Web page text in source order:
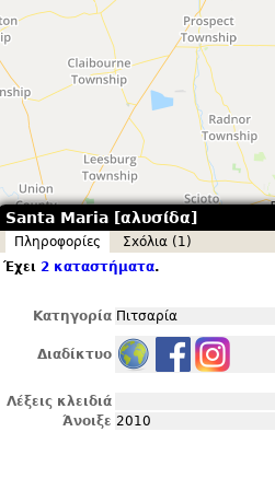
Santa Maria [αλυσίδα]
Πληροφορίες
Σxόλια (1)
Έχει 2 καταστήματα.
Κατηγορία Πιτσαρία
Διαδίκτυο
Λέξεις κλειδιά
Άνοιξε 2010